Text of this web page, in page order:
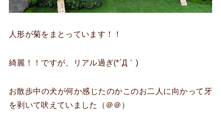
人形が菊をまとっています！！
綺麗！！ですが、リアル過ぎ(*´Д｀)
お散歩中の犬が何か感じたのかこのお二人に向かって牙
を剥いて吠えていました（＠＠）